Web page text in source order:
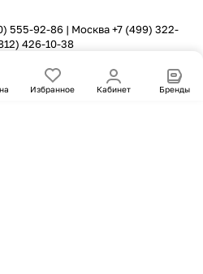
Избранное Кабинет Бренды
555-92-86 | Москва+7 (499) 322-
426-10-38